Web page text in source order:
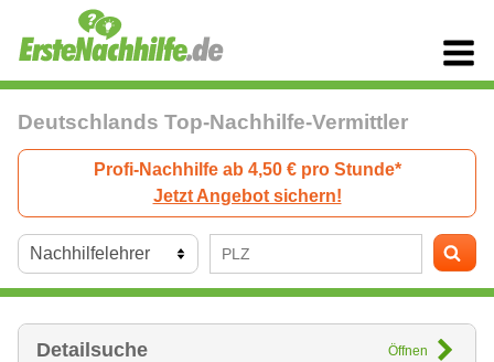
Deutschlands Top-Nachhilfe-Vermittler
Profi-Nachhilfe ab 4,50 € pro Stunde*
Jetzt Angebot sichern!
Detailsuche Öffnen